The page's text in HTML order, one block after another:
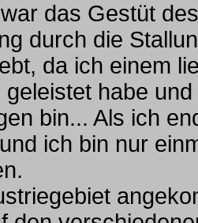
das Gestüt
durch die
da ich einem
habe
bin... Als ich
ich bin nur